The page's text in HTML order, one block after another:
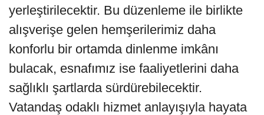
yerleştirilecektir. Bu düzenleme ile birlikte
alışverişe gelen hemşerilerimiz daha
konforlu bir ortamda dinlenme imkânı
bulacak, esnafımız ise faaliyetlerini daha
sağlıklı şartlarda sürdürebilecektir.
Vatandaş odaklı hizmet anlayışıyla hayata